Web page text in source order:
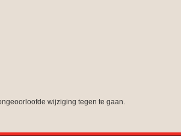
wijziging tegen te gaan.